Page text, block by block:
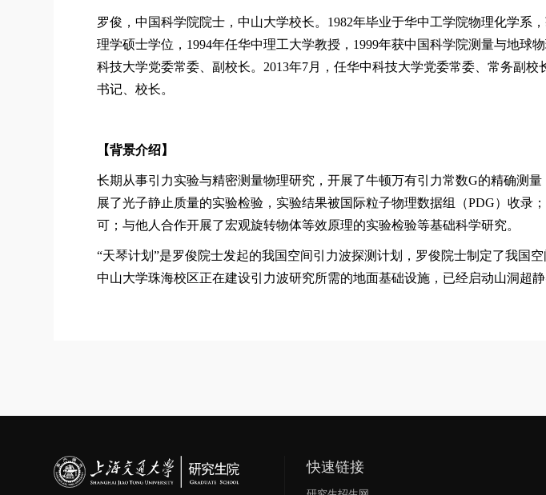
罗俊，中国科学院院士，中山大学校长。 1982年毕业于华中工学院物理化学系
理学硕士学位， 1994年任华中理工大学教授， 1999年获中国科学院测量与地球
科技大学党委常委、副校长。 2013年7月，任华中科技大学党委常委、常务副校
书记、校长。
【背景介绍】
长期从事引力实验与精密测量物理研究，开展了牛顿万有引力常数G的精确测量
展了光子静止质量的实验检验，实验结果被国际粒子物理数据组（PDG）收录
可；与他人合作开展了宏观旋转物体等效原理的实验检验等基础科学研究。
“天琴计划”是罗俊院士发起的我国空间引力波探测计划，罗俊院士制定了我国
中山大学珠海校区正在建设引力波研究所需的地面基础设施，已经启动山洞超
快速链接